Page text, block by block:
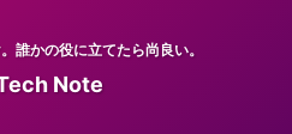
誰かの役に立てたら尚良い。
Note